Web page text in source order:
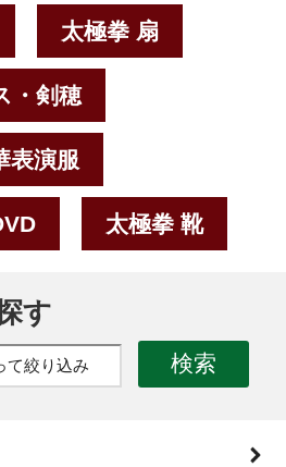
太極拳 扇
・剣穂
表演服
太極拳 靴
す
検索